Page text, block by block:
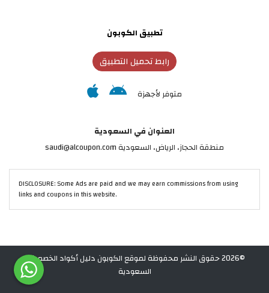
تطبيق الكوبون
رابط تحميل التطبيق
متوفر لأجهزة
العنوان في السعودية
منطقة الحجاز، الرياض، السعودية saudi@alcoupon.com
DISCLOSURE: Some Ads are paid and we may earn commissions from using
links and coupons in this website.
©2026 حقوق النشر محفوظة لموقع الكوبون دليل أكواد الخصم في
السعودية